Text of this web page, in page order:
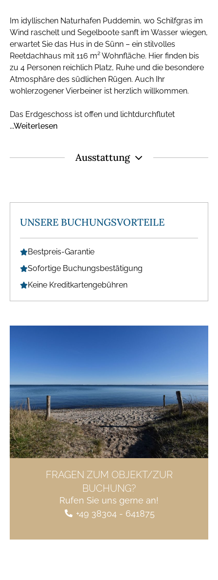
Im idyllischen Naturhafen Puddemin, wo Schilfgras im
Wind raschelt und Segelboote sanft im Wasser wiegen,
erwartet Sie das Hus in de Sünn – ein stilvolles
Reetdachhaus mit 116 m² Wohnfläche. Hier finden bis
zu 4 Personen reichlich Platz, Ruhe und die besondere
Atmosphäre des südlichen Rügen. Auch Ihr
wohlerzogener Vierbeiner ist herzlich willkommen.
Das Erdgeschoss ist offen und lichtdurchflutet
...Weiterlesen
Ausstattung
UNSERE BUCHUNGSVORTEILE
Bestpreis-Garantie
Sofortige Buchungsbestätigung
Keine Kreditkartengebühren
FRAGEN ZUM OBJEKT/ZUR
BUCHUNG?
Rufen Sie uns gerne an!
+49 38304 - 641875